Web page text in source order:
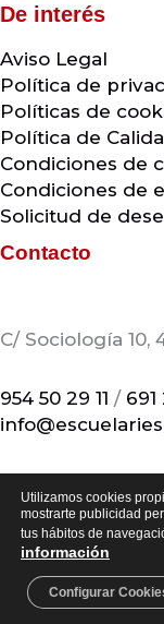
De interés
Aviso Legal
Política de
Políticas de
Política de
Condiciones de
Condiciones de
Solicitud de
Contacto
C/ Sociología 10,
954 50 29 11 / 691
Utilizamos cookies
mostrarte publicidad
tus hábitos de
información
Configurar